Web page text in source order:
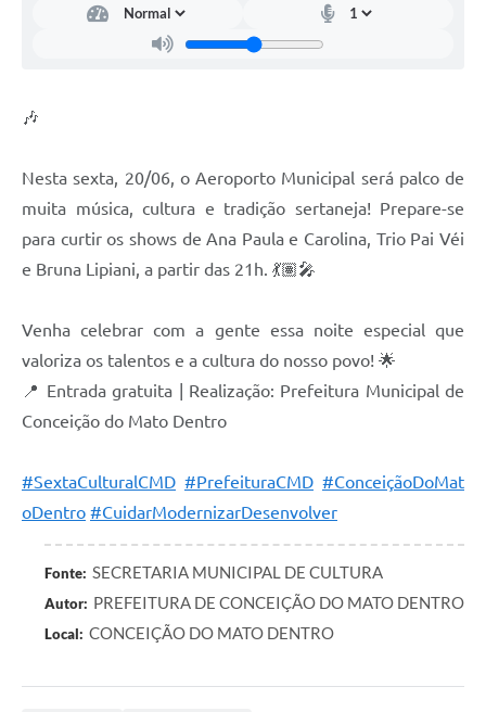
Notificações de Penalidades – Decisões
Notificações Obras e Posturas
Conselho Municipal de Conservação e Defesa do
Meio Ambiente-CODEMA
Contratos
Arquivos para Download
Obras
Projetos
Contas Públicas
Links
Serviços Online
🎶
Nesta sexta, 20/06, o Aeroporto Municipal será palco de
muita música, cultura e tradição sertaneja! Prepare-se
para curtir os shows de Ana Paula e Carolina, Trio Pai Véi
e Bruna Lipiani, a partir das 21h. 💃🏽🎤
Venha celebrar com a gente essa noite especial que
valoriza os talentos e a cultura do nosso povo! 🌟
📍 Entrada gratuita | Realização: Prefeitura Municipal de
Conceição do Mato Dentro
#SextaCulturalCMD #PrefeituraCMD #ConceiçãoDoMat
oDentro #CuidarModernizarDesenvolver
Fonte: SECRETARIA MUNICIPAL DE CULTURA
Autor: PREFEITURA DE CONCEIÇÃO DO MATO DENTRO
Local: CONCEIÇÃO DO MATO DENTRO